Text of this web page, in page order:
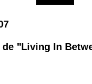
de "Living In